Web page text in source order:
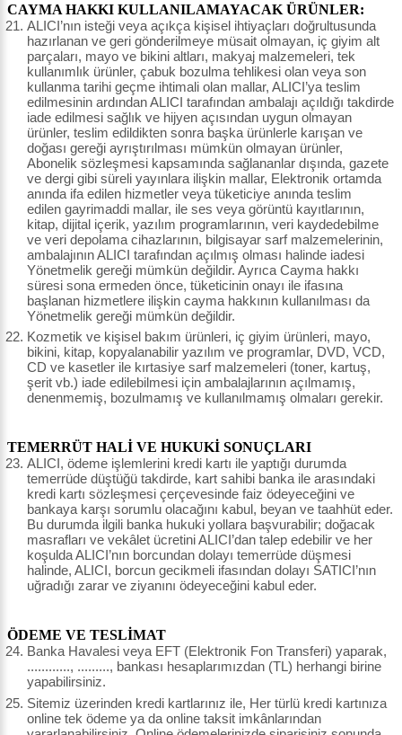
CAYMA HAKKI KULLANILAMAYACAK ÜRÜNLER:
ALICI’nın isteği veya açıkça kişisel ihtiyaçları doğrultusunda
hazırlanan ve geri gönderilmeye müsait olmayan, iç giyim alt
parçaları, mayo ve bikini altları, makyaj malzemeleri, tek
kullanımlık ürünler, çabuk bozulma tehlikesi olan veya son
kullanma tarihi geçme ihtimali olan mallar, ALICI’ya teslim
edilmesinin ardından ALICI tarafından ambalajı açıldığı takdirde
iade edilmesi sağlık ve hijyen açısından uygun olmayan
ürünler, teslim edildikten sonra başka ürünlerle karışan ve
doğası gereği ayrıştırılması mümkün olmayan ürünler,
Abonelik sözleşmesi kapsamında sağlananlar dışında, gazete
ve dergi gibi süreli yayınlara ilişkin mallar, Elektronik ortamda
anında ifa edilen hizmetler veya tüketiciye anında teslim
edilen gayrimaddi mallar, ile ses veya görüntü kayıtlarının,
kitap, dijital içerik, yazılım programlarının, veri kaydedebilme
ve veri depolama cihazlarının, bilgisayar sarf malzemelerinin,
ambalajının ALICI tarafından açılmış olması halinde iadesi
Yönetmelik gereği mümkün değildir. Ayrıca Cayma hakkı
süresi sona ermeden önce, tüketicinin onayı ile ifasına
başlanan hizmetlere ilişkin cayma hakkının kullanılması da
Yönetmelik gereği mümkün değildir.
Kozmetik ve kişisel bakım ürünleri, iç giyim ürünleri, mayo,
bikini, kitap, kopyalanabilir yazılım ve programlar, DVD, VCD,
CD ve kasetler ile kırtasiye sarf malzemeleri (toner, kartuş,
şerit vb.) iade edilebilmesi için ambalajlarının açılmamış,
denenmemiş, bozulmamış ve kullanılmamış olmaları gerekir.
TEMERRÜT HALİ VE HUKUKİ SONUÇLARI
ALICI, ödeme işlemlerini kredi kartı ile yaptığı durumda
temerrüde düştüğü takdirde, kart sahibi banka ile arasındaki
kredi kartı sözleşmesi çerçevesinde faiz ödeyeceğini ve
bankaya karşı sorumlu olacağını kabul, beyan ve taahhüt eder.
Bu durumda ilgili banka hukuki yollara başvurabilir; doğacak
masrafları ve vekâlet ücretini ALICI’dan talep edebilir ve her
koşulda ALICI’nın borcundan dolayı temerrüde düşmesi
halinde, ALICI, borcun gecikmeli ifasından dolayı SATICI’nın
uğradığı zarar ve ziyanını ödeyeceğini kabul eder.
ÖDEME VE TESLİMAT
Banka Havalesi veya EFT (Elektronik Fon Transferi) yaparak,
............, ........., bankası hesaplarımızdan (TL) herhangi birine
yapabilirsiniz.
Sitemiz üzerinden kredi kartlarınız ile, Her türlü kredi kartınıza
online tek ödeme ya da online taksit imkânlarından